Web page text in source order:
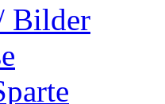
Bilder